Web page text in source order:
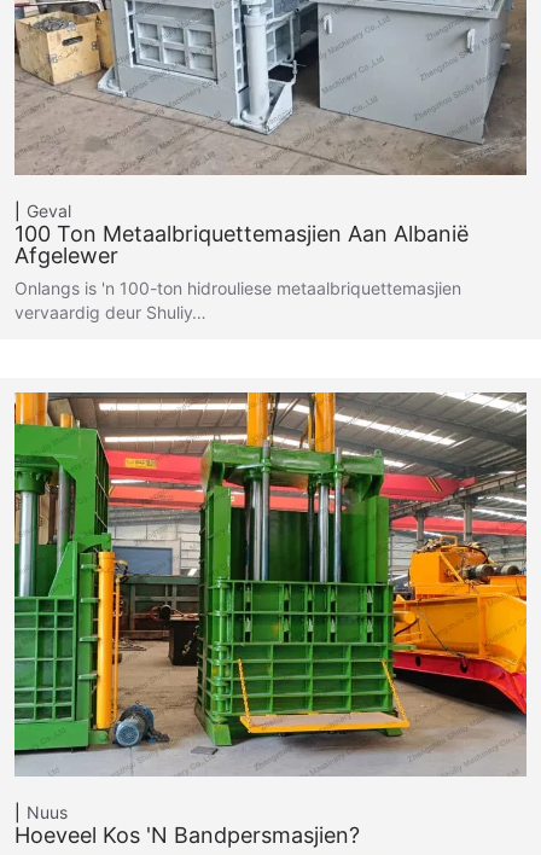
Geval
100 Ton Metaalbriquettemasjien Aan Albanië
Afgelewer
Onlangs is 'n 100-ton hidrouliese metaalbriquettemasjien
vervaardig deur Shuliy…
Nuus
Hoeveel Kos 'n Bandpersmasjien?